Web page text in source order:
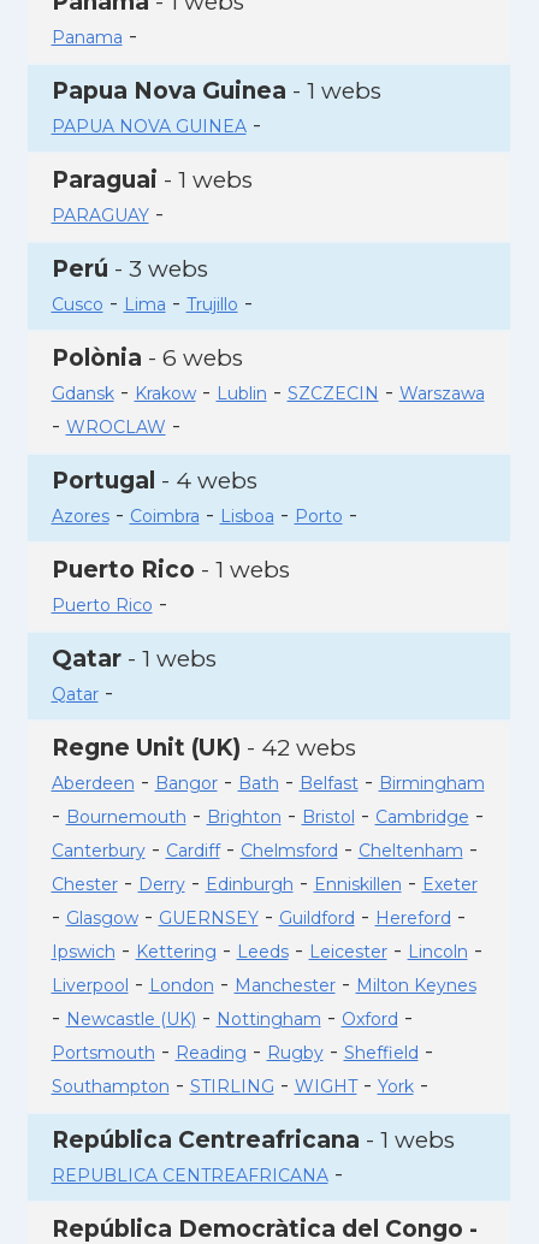
Panama -
Papua Nova Guinea - 1 webs
PAPUA NOVA GUINEA-
Paraguai - 1 webs
PARAGUAY-
Perú - 3 webs
Cusco - Lima - Trujillo -
Polònia - 6 webs
Gdansk- Krakow- Lublin - SZCZECIN - Warszawa
- WROCLAW -
Portugal - 4 webs
Azores- Coimbra - Lisboa - Porto -
Puerto Rico - 1 webs
Puerto Rico -
Qatar- 1 webs
Qatar-
Regne Unit (UK) - 42 webs
Aberdeen - Bangor- Bath - Belfast- Birmingham
- Bournemouth - Brighton - Bristol - Cambridge -
Canterbury- Cardiff- Chelmsford - Cheltenham -
Chester- Derry- Edinburgh - Enniskillen - Exeter
- Glasgow- GUERNSEY- Guildford - Hereford -
Ipswich - Kettering - Leeds- Leicester- Lincoln -
Liverpool - London - Manchester- Milton Keynes
- Newcastle (UK) - Nottingham - Oxford -
Portsmouth - Reading - Rugby- Sheffield -
Southampton - STIRLING - WIGHT- York-
República Centreafricana - 1 webs
REPUBLICA CENTREAFRICANA-
República Democràtica del Congo -